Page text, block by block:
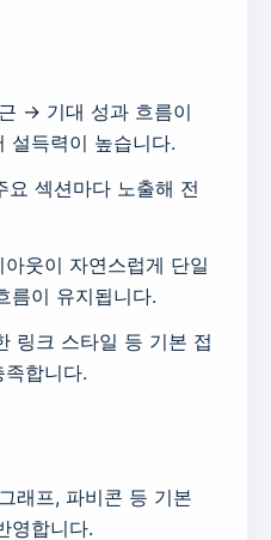
→ 기대 성과 흐름이
설득력이 높습니다.
요 섹션마다 노출해 전
웃이 자연스럽게 단일
름이 유지됩니다.
링크 스타일 등 기본 접
합니다.
래프, 파비콘 등 기본
영합니다.